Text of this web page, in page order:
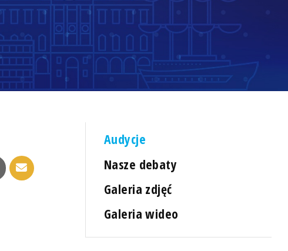
Audycje
Nasze debaty
Galeria zdjęć
Galeria wideo